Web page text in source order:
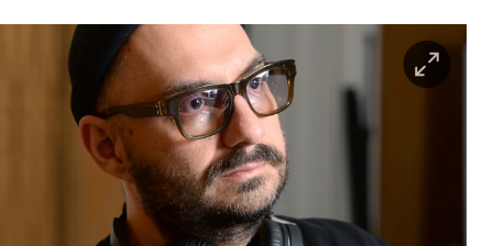
sport
berlin
wahrheit